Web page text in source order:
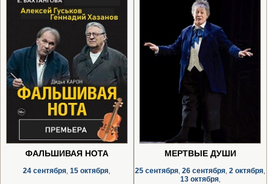
ФАЛЬШИВАЯ НОТА
24 сентября 15 октября
МЕРТВЫЕ ДУШИ
25 сентября 26 сентября 2 октября
13 октября,